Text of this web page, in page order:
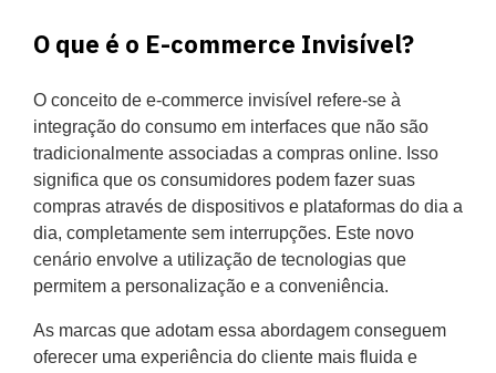
O que é o E-commerce Invisível?
O conceito de e-commerce invisível refere-se à
integração do consumo em interfaces que não são
tradicionalmente associadas a compras online. Isso
significa que os consumidores podem fazer suas
compras através de dispositivos e plataformas do dia a
dia, completamente sem interrupções. Este novo
cenário envolve a utilização de tecnologias que
permitem a personalização e a conveniência.
As marcas que adotam essa abordagem conseguem
oferecer uma experiência do cliente mais fluida e